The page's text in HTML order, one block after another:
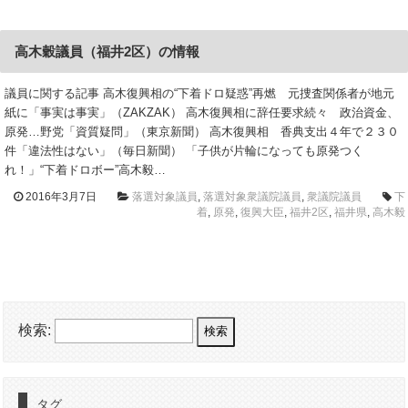
高木穀議員（福井2区）の情報
議員に関する記事 高木復興相の“下着ドロ疑惑”再燃 元捜査関係者が地元
紙に「事実は事実」（ZAKZAK） 高木復興相に辞任要求続々 政治資金、
原発…野党「資質疑問」（東京新聞） 高木復興相 香典支出４年で２３０
件「違法性はない」（毎日新聞） 「子供が片輪になっても原発つく
れ！」“下着ドロボー”高木毅…
2016年3月7日 落選対象議員, 落選対象衆議院議員, 衆議院議員
下
着, 原発, 復興大臣, 福井2区 , 福井県, 高木毅
検索:
タグ